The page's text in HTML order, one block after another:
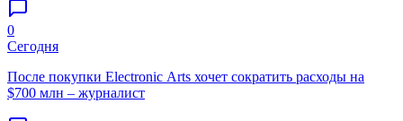
0
Сегодня
После покупки Electronic Arts хочет сократить расходы на
$700 млн – журналист